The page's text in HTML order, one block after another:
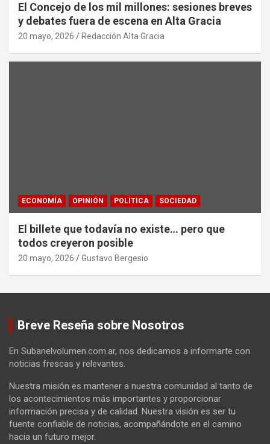
El Concejo de los mil millones: sesiones breves
y debates fuera de escena en Alta Gracia
20 mayo, 2026 Redacción Alta Gracia
ECONOMÍA OPINIÓN POLÍTICA SOCIEDAD
El billete que todavía no existe… pero que
todos creyeron posible
20 mayo, 2026 Gustavo Bergesio
Breve Reseña sobre Nosotros
En Subanelvolumen.com.ar, nos dedicamos a informarte con
noticias frescas y relevantes.
Nuestra misión es mantener a nuestra comunidad al tanto de
los acontecimientos más importantes y proporcionar
información precisa y de calidad. Nuestra visión es ser tu
fuente confiable de noticias, acompañándote en el camino
hacia un futuro mejor.